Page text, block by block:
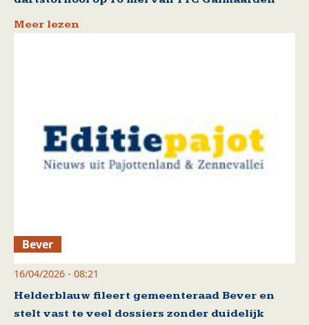
Meer lezen
Bever
16/04/2026 - 08:21
Helderblauw fileert gemeenteraad Bever en
stelt vast te veel dossiers zonder duidelijk